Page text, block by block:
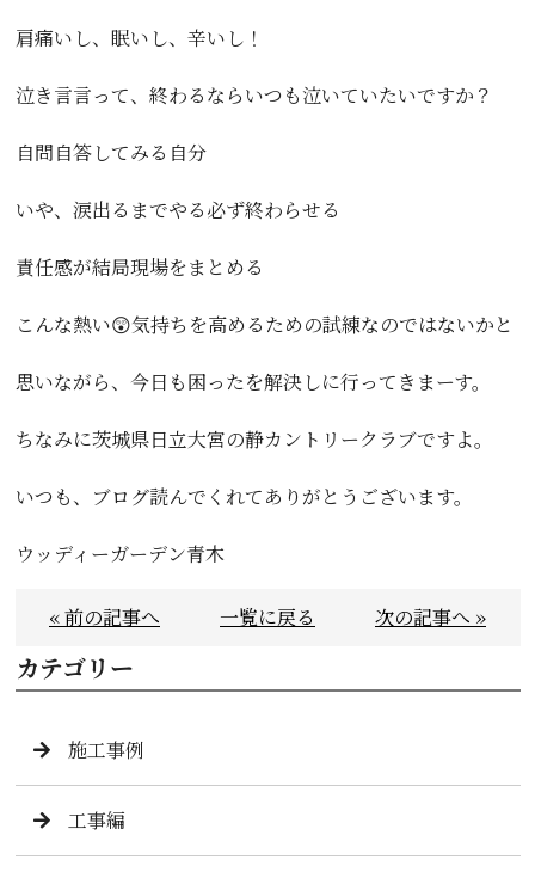
肩痛いし、眠いし、辛いし！
泣き言言って、終わるならいつも泣いていたいですか？
自問自答してみる自分
いや、涙出るまでやる必ず終わらせる
責任感が結局現場をまとめる
こんな熱い😲気持ちを高めるための試練なのではないかと
思いながら、今日も困ったを解決しに行ってきまーす。
ちなみに茨城県日立大宮の静カントリークラブですよ。
いつも、ブログ読んでくれてありがとうございます。
ウッディーガーデン青木
« 前の記事へ 一覧に戻る 次の記事へ »
カテゴリー
施工事例
工事編